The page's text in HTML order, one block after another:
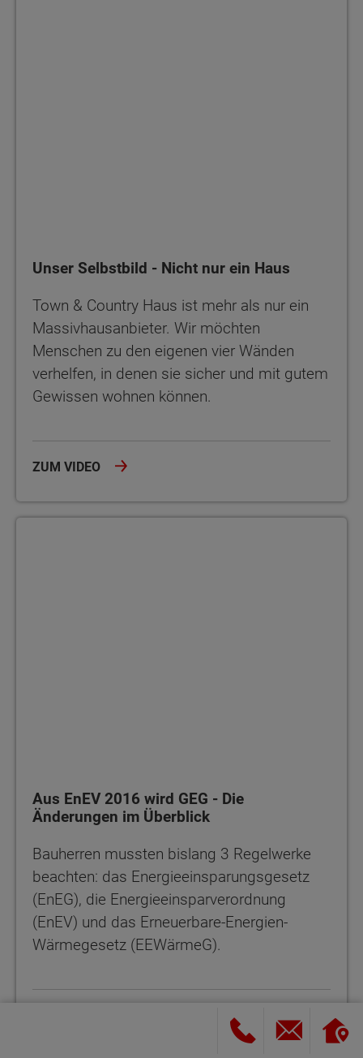
Unser Selbstbild - Nicht nur ein Haus
Town & Country Haus ist mehr als nur ein
Massivhausanbieter. Wir möchten
Menschen zu den eigenen vier Wänden
verhelfen, in denen sie sicher und mit gutem
Gewissen wohnen können.
ZUM VIDEO
Aus EnEV 2016 wird GEG - Die
Änderungen im Überblick
Bauherren mussten bislang 3 Regelwerke
beachten: das Energieeinsparungsgesetz
(EnEG), die Energieeinsparverordnung
(EnEV) und das Erneuerbare-Energien-
Wärmegesetz (EEWärmeG).